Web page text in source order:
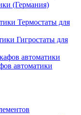
(Германия)
Термостаты для
Гигростаты для
автоматики